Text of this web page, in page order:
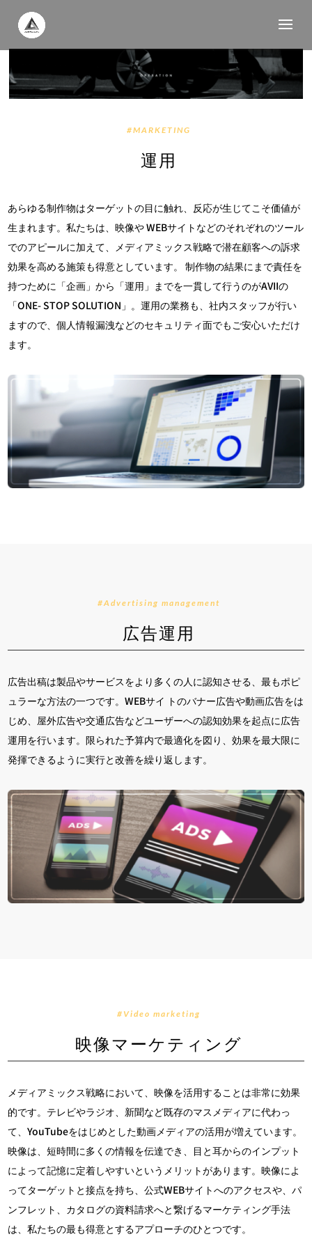
#MARKETING
運用
あらゆる制作物はターゲットの目に触れ、反応が生じてこそ価値が
生まれます。私たちは、映像や WEBサイトなどのそれぞれのツール
でのアピールに加えて、メディアミックス戦略で潜在顧客への訴求
効果を高める施策も得意としています。 制作物の結果にまで責任を
持つために「企画」から「運用」までを一貫して行うのがAVIIの
「ONE- STOP SOLUTION」。運用の業務も、社内スタッフが行い
ますので、個人情報漏洩などのセキュリティ面でもご安心いただけ
ます。
#Advertising management
広告運用
広告出稿は製品やサービスをより多くの人に認知させる、最もポピ
ュラーな方法の一つです。WEBサイ トのバナー広告や動画広告をは
じめ、屋外広告や交通広告などユーザーへの認知効果を起点に広告
運用を行います。限られた予算内で最適化を図り、効果を最大限に
発揮できるように実行と改善を繰り返します。
#Video marketing
映像マーケティング
メディアミックス戦略において、映像を活用することは非常に効果
的です。テレビやラジオ、新聞など既存のマスメディアに代わっ
て、YouTubeをはじめとした動画メディアの活用が増えています。
映像は、短時間に多くの情報を伝達でき、目と耳からのインプット
によって記憶に定着しやすいというメリットがあります。映像によ
ってターゲットと接点を持ち、公式WEBサイトへのアクセスや、パ
ンフレット、カタログの資料請求へと繋げるマーケティング手法
は、私たちの最も得意とするアプローチのひとつです。